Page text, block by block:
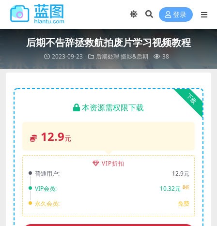
登录
后期不告辞拯救航拍废片学习视频教程
2023-09-23 后期处理 摄影&后期 38
下载
本资源需权限下载
12.9元
VIP折扣
普通用户:
12.9元
VIP会员:
10.32元 8折
永久会员: 免费